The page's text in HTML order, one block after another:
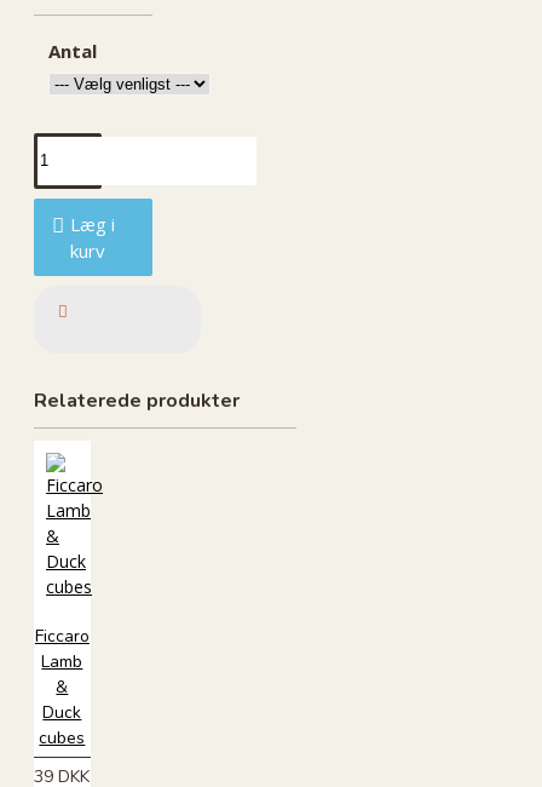
Antal
Læg i
kurv
Relaterede produkter
Ficcaro
Lamb
&
Duck
cubes
39 DKK